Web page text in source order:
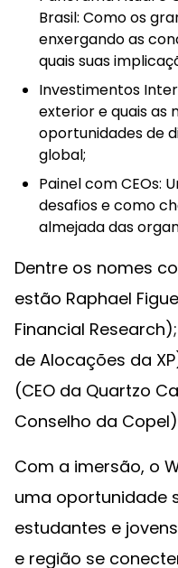
Brasil: Como os
enxergando as
quais suas
Investimentos
exterior e quais as
oportunidades de
global;
Painel com CEOs:
desafios e como
almejada das
Dentre os nomes
estão Raphael
Financial
de Alocações da
(CEO da Quartzo
Conselho da
Com a imersão, o
uma oportunidade
estudantes e
e região se